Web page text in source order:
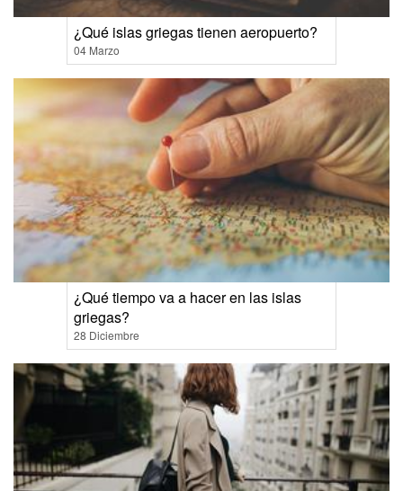
¿Qué islas griegas tienen aeropuerto?
04 Marzo
¿Qué tiempo va a hacer en las islas
griegas?
28 Diciembre